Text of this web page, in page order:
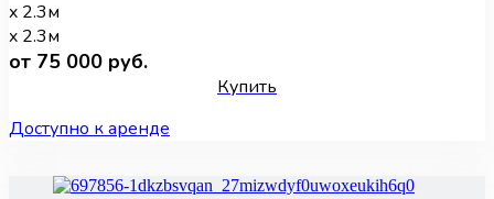
x 2.3м
x 2.3м
от 75 000 руб.
Купить
Доступно к аренде